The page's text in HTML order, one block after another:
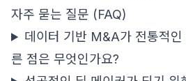
자주 묻는 질문 (FAQ)
데이터 기반 M&A가 전통적
른 점은 무엇인가요?